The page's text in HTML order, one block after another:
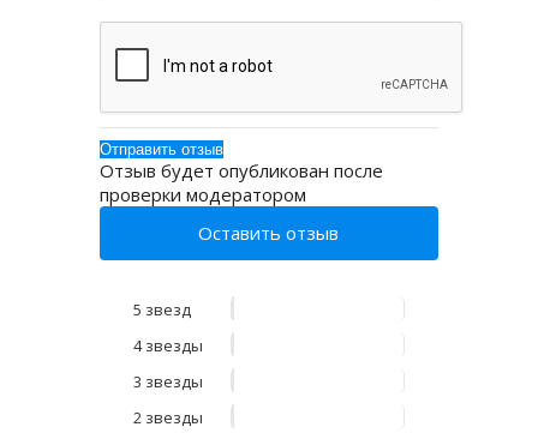
Отзыв будет опубликован после
проверки модератором
Оставить отзыв
5 звезд
4 звезды
3 звезды
2 звезды